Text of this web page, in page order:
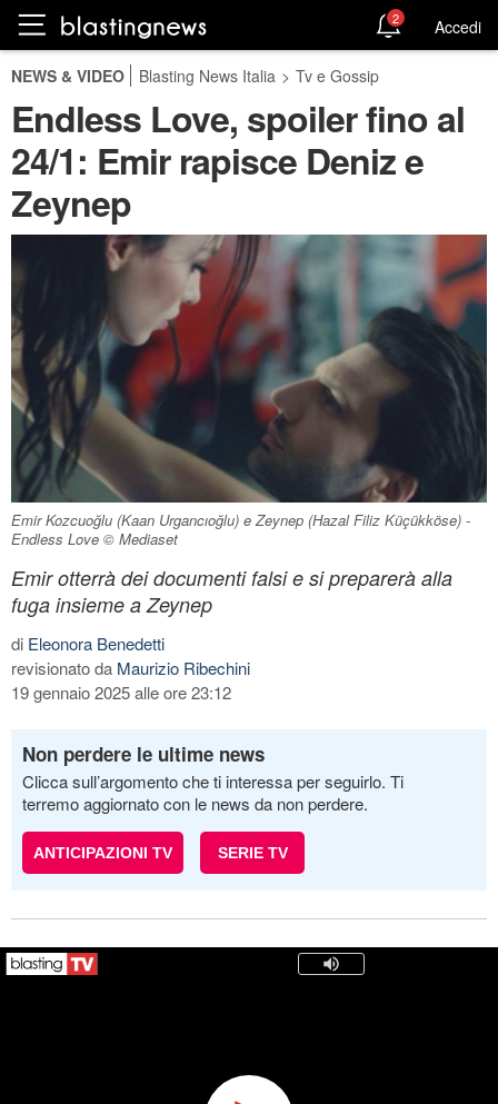
2 Accedi
NEWS & VIDEO Blasting News Italia > Tv e Gossip
Endless Love, spoiler fino al
24/1: Emir rapisce Deniz e
Zeynep
Emir Kozcuoğlu (Kaan Urgancıoğlu) e Zeynep (Hazal Filiz Küçükköse) -
Endless Love © Mediaset
Emir otterrà dei documenti falsi e si preparerà alla
fuga insieme a Zeynep
di Eleonora Benedetti
revisionato da Maurizio Ribechini
19 gennaio 2025 alle ore 23:12
Non perdere le ultime news
Clicca sull’argomento che ti interessa per seguirlo. Ti
terremo aggiornato con le news da non perdere.
ANTICIPAZIONI TV SERIE TV